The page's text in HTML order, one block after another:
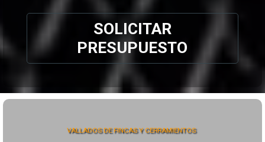
SOLICITAR
PRESUPUESTO
VALLADOS DE FINCAS Y CERRAMIENTOS